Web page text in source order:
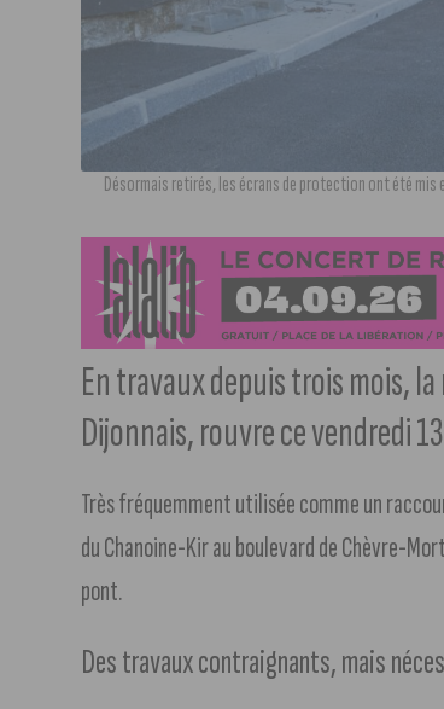
Désormais retirés, les écrans de protection ont été mis
En travaux depuis trois mois,
Dijonnais, rouvre ce vendredi
Très fréquemment utilisée comme un
du Chanoine-Kir au boulevard de Chèvre-
pont.
Des travaux contraignants, mais